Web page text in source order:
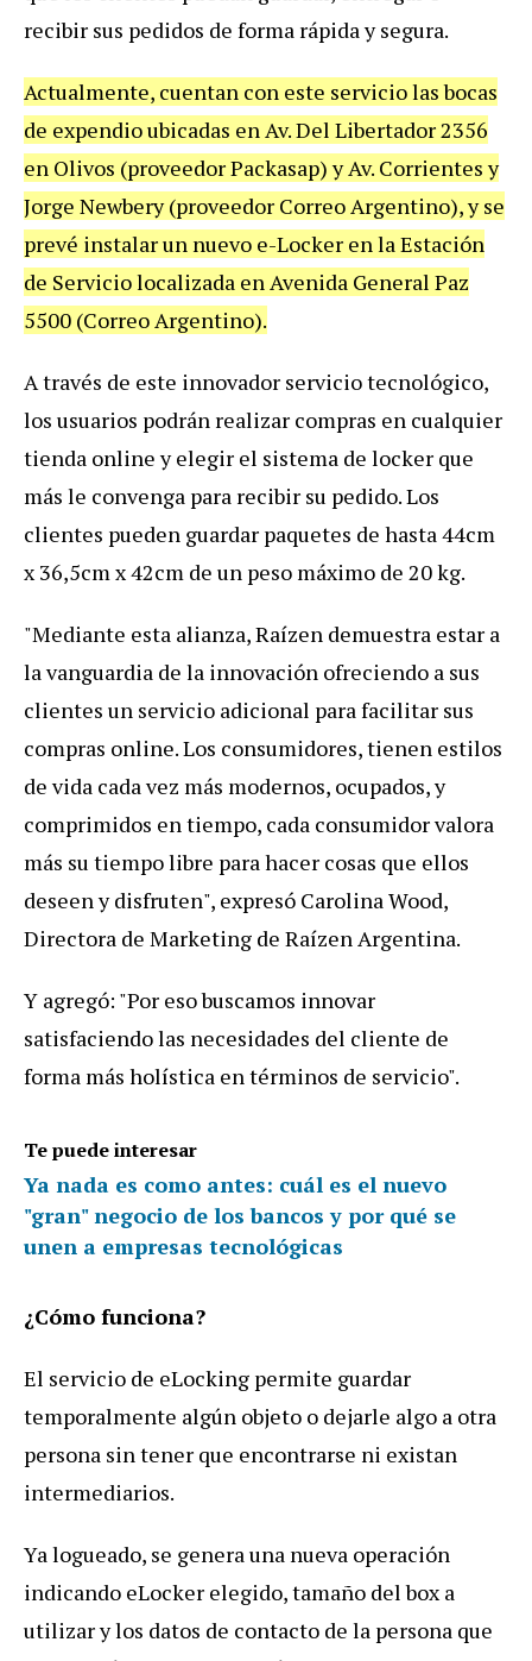
recibir sus pedidos de forma rápida y segura.
Actualmente, cuentan con este servicio las bocas
de expendio ubicadas en Av. Del Libertador 2356
en Olivos (proveedor Packasap) y Av. Corrientes y
Jorge Newbery (proveedor Correo Argentino), y se
prevé instalar un nuevo e-Locker en la Estación
de Servicio localizada en Avenida General Paz
5500 (Correo Argentino).
A través de este innovador servicio tecnológico,
los usuarios podrán realizar compras en cualquier
tienda online y elegir el sistema de locker que
más le convenga para recibir su pedido. Los
clientes pueden guardar paquetes de hasta 44cm
x 36,5cm x 42cm de un peso máximo de 20 kg.
"Mediante esta alianza, Raízen demuestra estar a
la vanguardia de la innovación ofreciendo a sus
clientes un servicio adicional para facilitar sus
compras online. Los consumidores, tienen estilos
de vida cada vez más modernos, ocupados, y
comprimidos en tiempo, cada consumidor valora
más su tiempo libre para hacer cosas que ellos
deseen y disfruten", expresó Carolina Wood,
Directora de Marketing de Raízen Argentina.
Y agregó: "Por eso buscamos innovar
satisfaciendo las necesidades del cliente de
forma más holística en términos de servicio".
Te puede interesar
Ya nada es como antes: cuál es el nuevo
"gran" negocio de los bancos y por qué se
unen a empresas tecnológicas
¿Cómo funciona?
El servicio de eLocking permite guardar
temporalmente algún objeto o dejarle algo a otra
persona sin tener que encontrarse ni existan
intermediarios.
Ya logueado, se genera una nueva operación
indicando eLocker elegido, tamaño del box a
utilizar y los datos de contacto de la persona que